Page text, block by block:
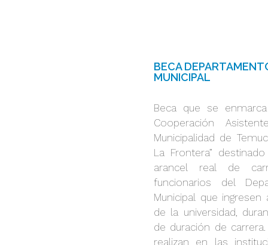
BECA
MUNICIPAL
Beca que se
Cooperación
Municipalidad de
La Frontera”
arancel real de
funcionarios del
Municipal que
de la universidad,
de duración de
realizan en las